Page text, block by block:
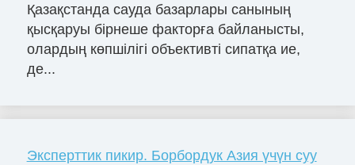
Қазақстанда сауда базарлары санының
қысқаруы бірнеше факторға байланысты,
олардың көпшілігі объективті сипатқа ие,
де...
Эксперттик пикир. Борбордук Азия үчүн суу